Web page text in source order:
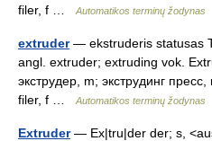
filer, f …
Automatikos terminų žodynas
extruder— ekstruderis statusas
angl. extruder; extruding vok.
экструдер, m; экструдинг
filer, f …
Automatikos terminų žodynas
Extruder— Ex|tru|der der; s,